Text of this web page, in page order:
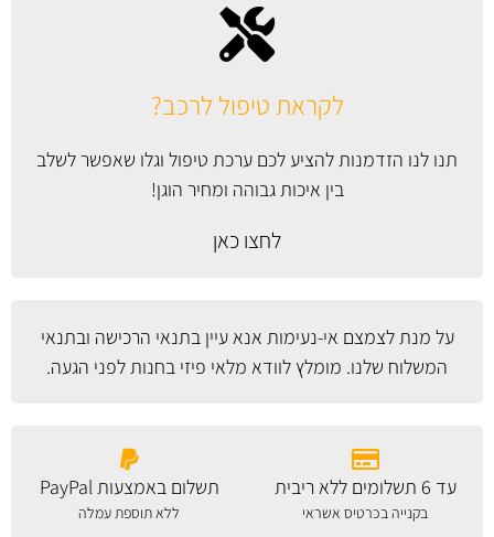
לקראת טיפול לרכב?
תנו לנו הזדמנות להציע לכם ערכת טיפול וגלו שאפשר לשלב
בין איכות גבוהה ומחיר הוגן!
לחצו כאן
על מנת לצמצם אי-נעימות אנא עייןבתנאי הרכישה ובתנאי
המשלוח שלנו. מומלץ לוודא מלאי פיזי בחנות לפני הגעה.
עד 6 תשלומים ללא ריבית
בקנייה בכרטיס אשראי
תשלום באמצעות PayPal
ללא תוספת עמלה